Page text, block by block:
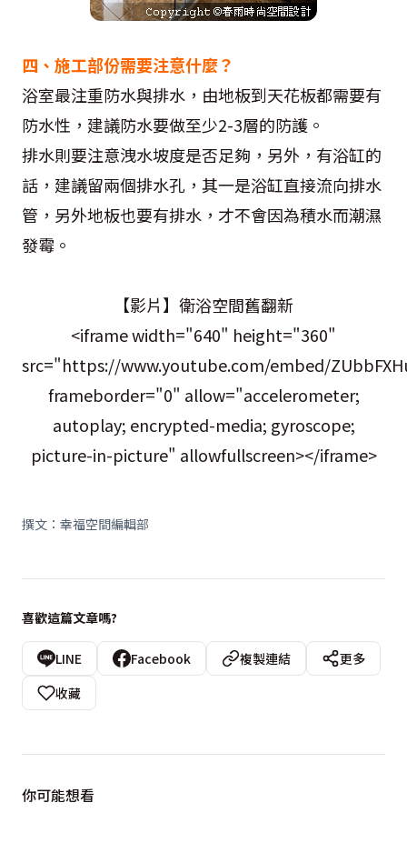
四、施工部份需要注意什麼？
浴室最注重防水與排水，由地板到天花板都需要有
防水性，建議防水要做至少2-3層的防護。
排水則要注意洩水坡度是否足夠，另外，有浴缸的
話，建議留兩個排水孔，其一是浴缸直接流向排水
管，另外地板也要有排水，才不會因為積水而潮濕
發霉。
【影片】衛浴空間舊翻新
<iframe width="640" height="360"
src="https://www.youtube.com/embed/
frameborder="0" allow="accelerometer;
autoplay; encrypted-media; gyroscope;
picture-in-picture" allowfullscreen></iframe>
撰文：幸福空間編輯部
喜歡這篇文章嗎?
LINE Facebook 複製連結
更多
收藏
你可能想看